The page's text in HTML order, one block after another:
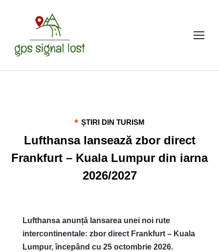
• ȘTIRI DIN TURISM
Lufthansa lansează zbor direct
Frankfurt – Kuala Lumpur din iarna
2026/2027
Lufthansa anunță lansarea unei noi rute
intercontinentale: zbor direct Frankfurt – Kuala
Lumpur, începând cu 25 octombrie 2026.